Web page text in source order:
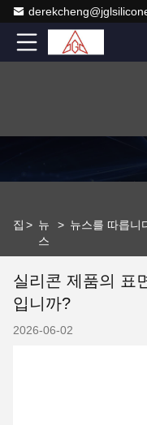
집 > 뉴
스
>
실리콘 제품의 표
입니까?
2026-06-02